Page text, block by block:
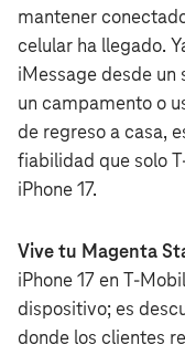
mantener
celular ha llegado.
iMessage desde
un campamento o
de regreso a casa,
fiabilidad que solo
iPhone 17.
Vive tu Magenta
iPhone 17 en
dispositivo; es
donde los clientes